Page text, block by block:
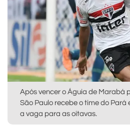
Após vencer o Águia de Marabá
São Paulo recebe o time do Pará
a vaga para as oitavas.